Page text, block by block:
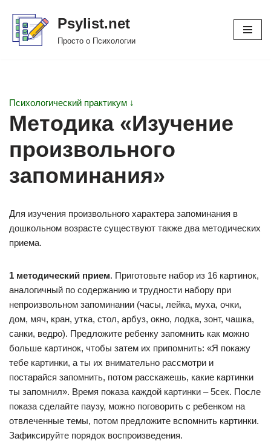
Перейти
Psylist.net
Просто о Психологии
Психологический практикум ↓
Методика «Изучение
произвольного
запоминания»
Для изучения произвольного характера запоминания в
дошкольном возрасте существуют также два методических
приема.
1 методический прием. Приготовьте набор из 16 картинок,
аналогичный по содержанию и трудности набору при
непроизвольном запоминании (часы, лейка, муха, очки,
дом, мяч, кран, утка, стол, арбуз, окно, лодка, зонт, чашка,
санки, ведро). Предложите ребенку запомнить как можно
больше картинок, чтобы затем их припомнить: «Я покажу
тебе картинки, а ты их внимательно рассмотри и
постарайся запомнить, потом расскажешь, какие картинки
ты запомнил». Время показа каждой картинки – 5сек. После
показа сделайте паузу, можно поговорить с ребенком на
отвлеченные темы, потом предложите вспомнить картинки.
Зафиксируйте порядок воспроизведения.